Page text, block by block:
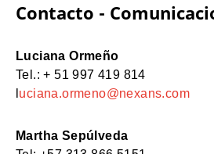
Contacto -
Luciana Ormeño
Tel.: + 51 997 419 814
uciana.ormeno@nexans.com
Martha Sepúlveda